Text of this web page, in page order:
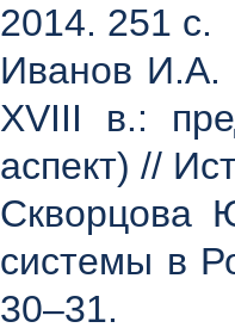
2014. 251 с.
Иванов И.А.
XVIII в.:
аспект) //
Скворцова
системы в
30–31.